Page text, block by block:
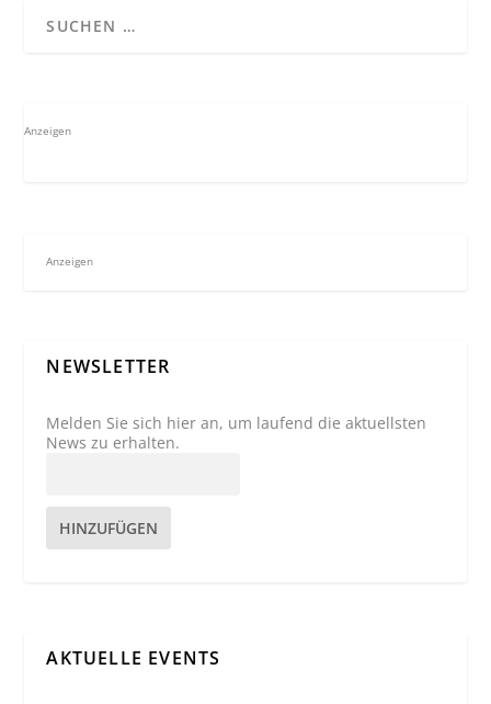
Anzeigen
Anzeigen
NEWSLETTER
Melden Sie sich hier an, um laufend die aktuellsten
News zu erhalten.
HINZUFÜGEN
AKTUELLE EVENTS